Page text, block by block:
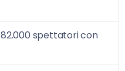
spettatori con